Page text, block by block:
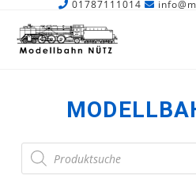
01787111014